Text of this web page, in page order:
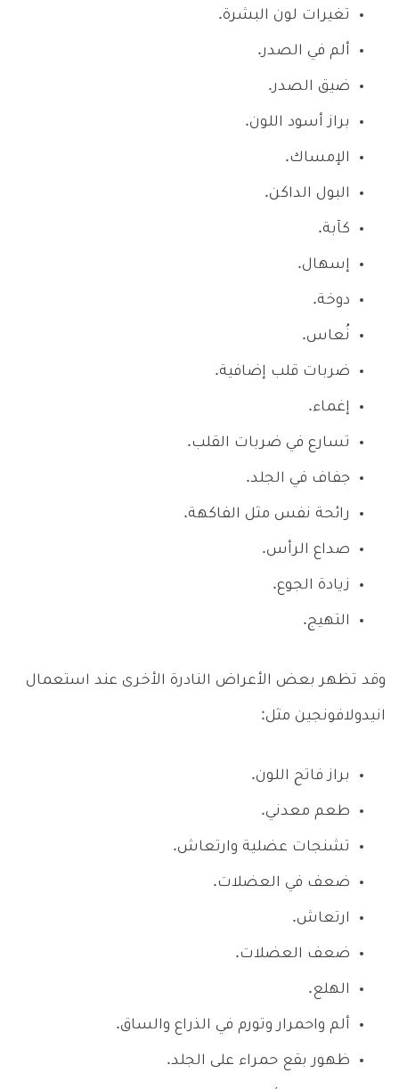
تغيرات لون البشرة.
ألم في الصدر.
ضيق الصدر.
براز أسود اللون.
الإمساك.
البول الداكن.
كآبة.
إسهال.
دوخة.
نُعاس.
ضربات قلب إضافية.
إغماء.
تسارع في ضربات القلب.
جفاف في الجلد.
رائحة نفس مثل الفاكهة.
صداع الرأس.
زيادة الجوع.
التهيج.
وقد تظهر بعض الأعراض النادرة الأخرى عند استعمال
انيدولافونجين مثل:
براز فاتح اللون.
طعم معدني.
تشنجات عضلية وارتعاش.
ضعف في العضلات.
ارتعاش.
ضعف العضلات.
الهلع.
ألم واحمرار وتورم في الذراع والساق.
ظهور بقع حمراء على الجلد.